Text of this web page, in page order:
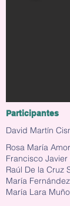
Participantes
David Martín
Rosa María
Francisco
Raúl De la Cruz
María
María Lara